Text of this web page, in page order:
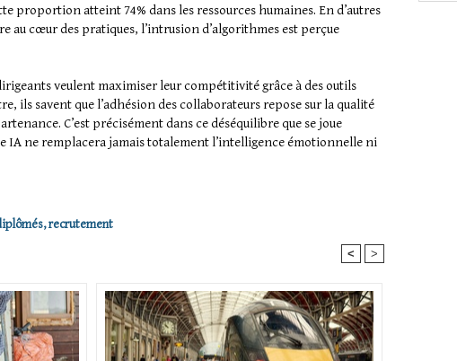
proportion atteint 74% dans les ressources humaines. En d’autres
au cœur des pratiques, l’intrusion d’algorithmes est perçue
veulent maximiser leur compétitivité grâce à des outils
ils savent que l’adhésion des collaborateurs repose sur la qualité
C’est précisément dans ce déséquilibre que se joue
IA ne remplacera jamais totalement l’intelligence émotionnelle ni
,recrutement
< >